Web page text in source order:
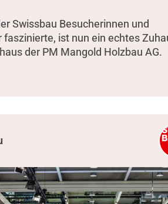
Swissbau Besucherinnen und
faszinierte, ist nun ein echtes
der PM Mangold Holzbau AG.